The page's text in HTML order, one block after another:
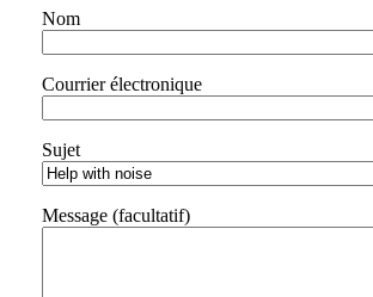
Nom
Courrier électronique
Sujet
Message (facultatif)